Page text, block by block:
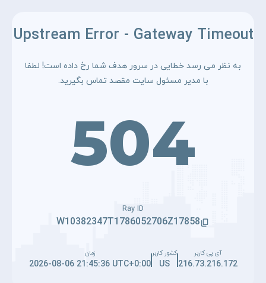
Upstream Error - Gateway Timeout
به نظر می رسد خطایی در سرور هدف شما رخ داده است! لطفا
با مدیر مسئول سایت مقصد تماس بگیرید.
504
Ray ID
W10382347T1786052706Z17858
آی پی کاربر
216.73.216.172
کشور کاربر
US
زمان
2026-08-06 21:45:36 UTC+0:00